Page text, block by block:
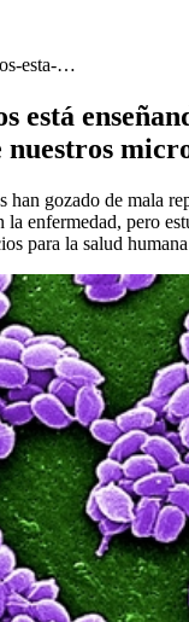
esta-…
está
nuestros
han gozado de mala
la enfermedad, pero
para la salud humana